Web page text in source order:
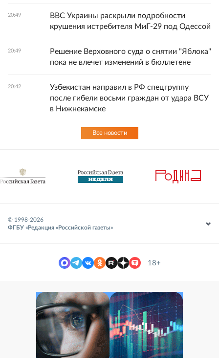
20:49
ВВС Украины раскрыли подробности
крушения истребителя МиГ-29 под Одессой
20:49
Решение Верховного суда о снятии "Яблока"
пока не влечет изменений в бюллетене
20:42
Узбекистан направил в РФ спецгруппу
после гибели восьми граждан от удара ВСУ
в Нижнекамске
Все новости
© 1998-2026
ФГБУ «Редакция «Российской газеты»
18+